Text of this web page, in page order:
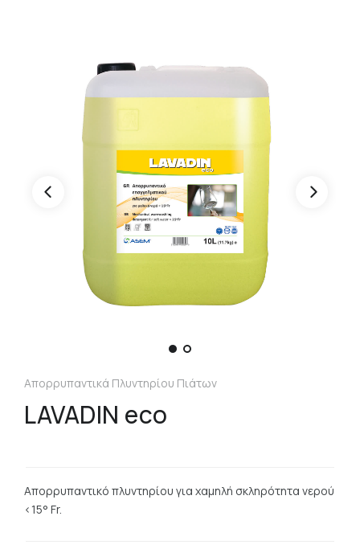
Βιομηχανία Τροφίμων & Ποτών
Απορρυπαντικά Πλυντηρίου Πιάτων
LAVADIN eco
Aπορρυπαντικό πλυντηρίου για χαμηλή σκληρότητα νερού
<15° Fr.